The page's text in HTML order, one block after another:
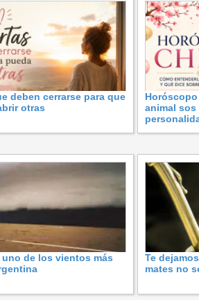
deben cerrarse para que
otras
animal
de los vientos más
Te
mates no